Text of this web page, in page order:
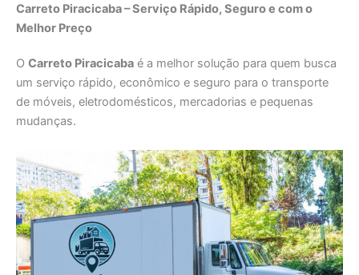
Carreto Piracicaba – Serviço Rápido, Seguro e com o
Melhor Preço
O Carreto Piracicaba é a melhor solução para quem busca
um serviço rápido, econômico e seguro para o transporte
de móveis, eletrodomésticos, mercadorias e pequenas
mudanças.